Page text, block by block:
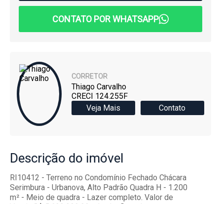
CONTATO POR WHATSAPP
CORRETOR
Thiago Carvalho
CRECI 124.255F
Veja Mais
Contato
Descrição do imóvel
RI10412 - Terreno no Condomínio Fechado Chácara
Serimbura - Urbanova, Alto Padrão Quadra H - 1.200
m² - Meio de quadra - Lazer completo. Valor de